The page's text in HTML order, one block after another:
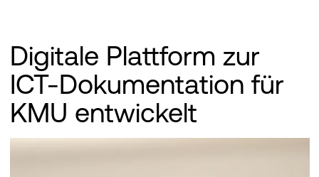
Digitale Plattform zur
ICT-Dokumentation für
KMU entwickelt